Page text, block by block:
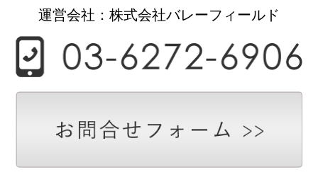
運営会社：株式会社バレーフィールド